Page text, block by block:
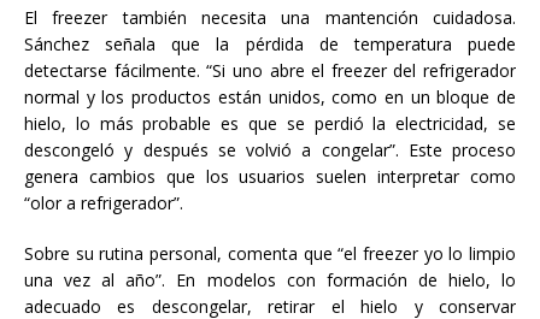
El freezer también necesita una mantención cuidadosa.
Sánchez señala que la pérdida de temperatura puede
detectarse fácilmente. “Si uno abre el freezer del refrigerador
normal y los productos están unidos, como en un bloque de
hielo, lo más probable es que se perdió la electricidad, se
descongeló y después se volvió a congelar”. Este proceso
genera cambios que los usuarios suelen interpretar como
“olor a refrigerador”.
Sobre su rutina personal, comenta que “el freezer yo lo limpio
una vez al año”. En modelos con formación de hielo, lo
adecuado es descongelar, retirar el hielo y conservar